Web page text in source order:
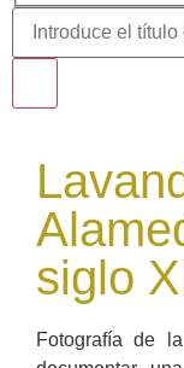
siglo
Fotografía de